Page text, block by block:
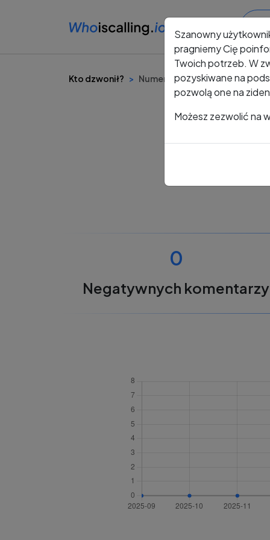
Kto dzwonił? Numer +48 660 833 616
0
Negatywnych komentarzy
Szanowny
pragniemy Cię
Twoich potrzeb. W
pozyskiwane na
pozwolą one na
Możesz zezwolić na